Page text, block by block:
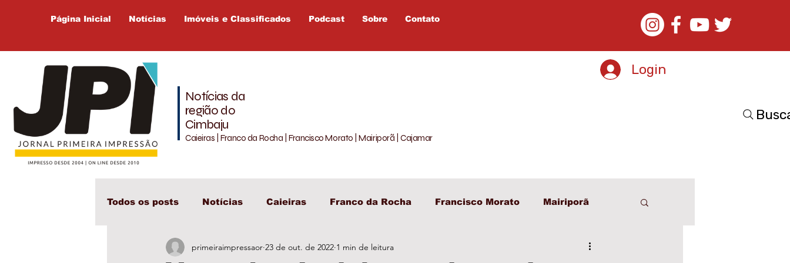
Página Inicial Notícias Imóveis e Classificados Podcast Sobre Contato
Notícias da
região do
Cimbaju
Caieiras | Franco da Rocha | Francisco Morato | Mairiporã | Cajamar
Login
Todos os posts Notícias Caieiras Franco da Rocha Francisco Morato Mairiporã
Cajamar Cimbaju Legislativo Entretenimento Esporte
primeiraimpressaor 23 de out. de 2022 1 min de leitura